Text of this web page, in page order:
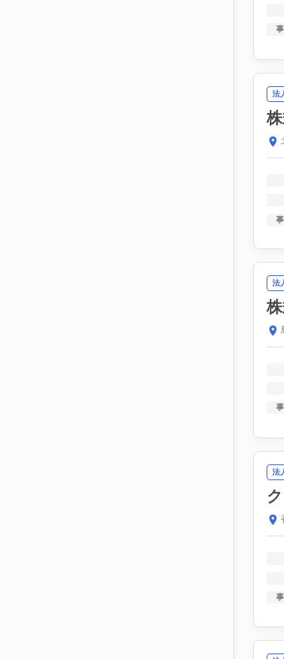
法
法
法